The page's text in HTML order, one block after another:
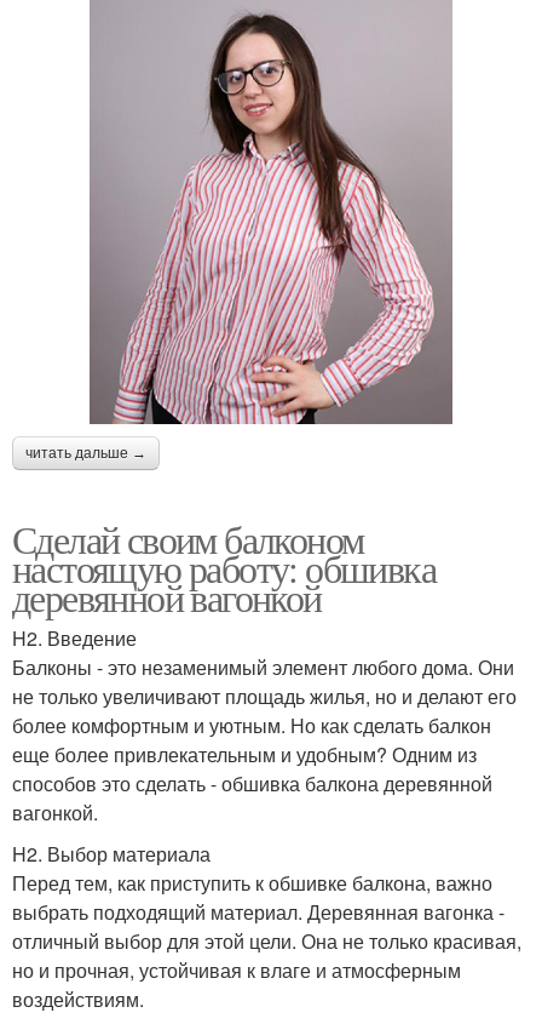
читать дальше →
Сделай своим балконом
настоящую работу: обшивка
деревянной вагонкой
H2. Введение
Балконы - это незаменимый элемент любого дома. Они
не только увеличивают площадь жилья, но и делают его
более комфортным и уютным. Но как сделать балкон
еще более привлекательным и удобным? Одним из
способов это сделать - обшивка балкона деревянной
вагонкой.
H2. Выбор материала
Перед тем, как приступить к обшивке балкона, важно
выбрать подходящий материал. Деревянная вагонка -
отличный выбор для этой цели. Она не только красивая,
но и прочная, устойчивая к влаге и атмосферным
воздействиям.